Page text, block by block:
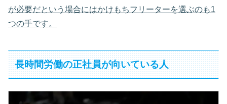
が必要だという場合にはかけもちフリーターを選ぶのも1
つの手です。
長時間労働の正社員が向いている人